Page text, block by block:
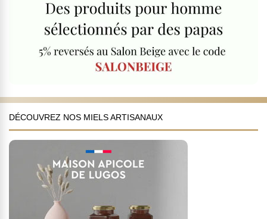
DÉCOUVREZ NOS MIELS ARTISANAUX